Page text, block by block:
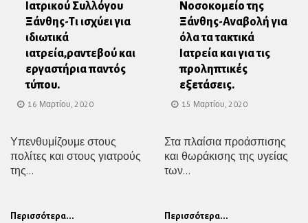
Ιατρικού Συλλόγου
Ξάνθης-Τι ισχύει για
ιδιωτικά
ιατρεία,ραντεβού και
εργαστήρια παντός
τύπου.
16 Μαρτίου, 2020
Υπενθυμίζουμε στους
πολίτες και στους γιατρούς
της...
Περισσότερα...
Νοσοκομείο της
Ξάνθης-Αναβολή για
όλα τα τακτικά
Ιατρεία και για τις
προληπτικές
εξετάσεις.
15 Μαρτίου, 2020
Στα πλαίσια προάσπισης
και θωράκισης της υγείας
των...
Περισσότερα...